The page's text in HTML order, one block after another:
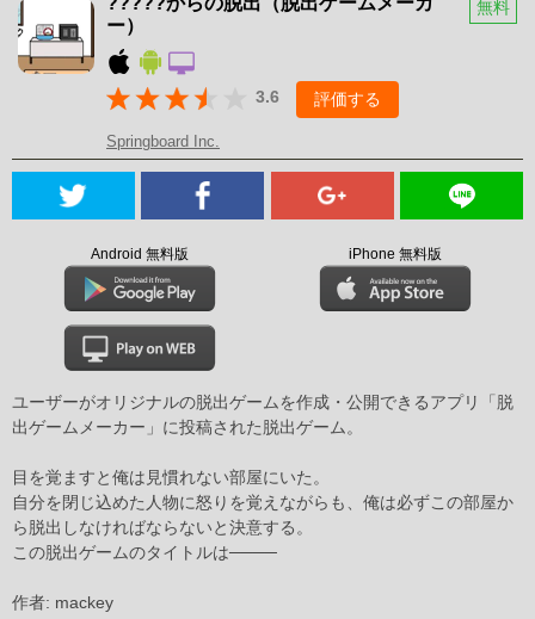
ー）
無料
3.6 評価する
Springboard Inc.
Android 無料版 iPhone 無料版
ユーザーがオリジナルの脱出ゲームを作成・公開できるアプリ「脱
出ゲームメーカー」に投稿された脱出ゲーム。
目を覚ますと俺は見慣れない部屋にいた。
自分を閉じ込めた人物に怒りを覚えながらも、俺は必ずこの部屋か
ら脱出しなければならないと決意する。
この脱出ゲームのタイトルは────
作者: mackey